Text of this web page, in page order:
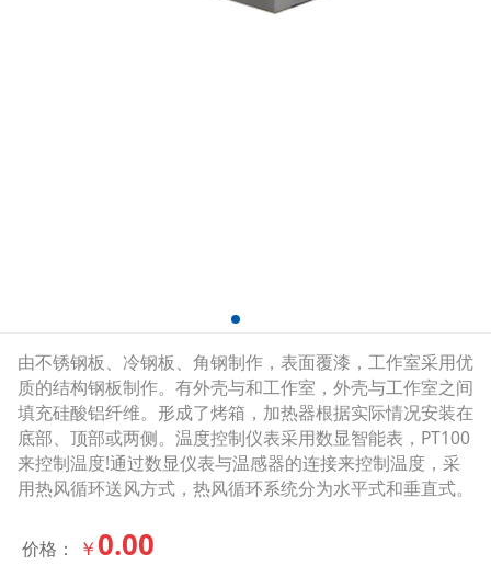
由不锈钢板、冷钢板、角钢制作，表面覆漆，工作室采用优
质的结构钢板制作。有外壳与和工作室，外壳与工作室之间
填充硅酸铝纤维。形成了烤箱，加热器根据实际情况安装在
底部、顶部或两侧。温度控制仪表采用数显智能表，PT100
来控制温度!通过数显仪表与温感器的连接来控制温度，采
用热风循环送风方式，热风循环系统分为水平式和垂直式。
价格： ￥ 0.00